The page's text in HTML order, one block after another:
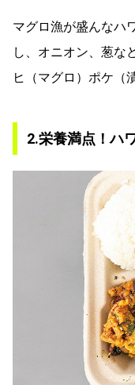
マグロ漁が盛んなハ
し、オニオン、葱な
ヒ（マグロ）ポケ（
2.栄養満点！ハ